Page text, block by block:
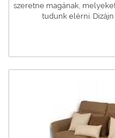
szeretne magának,
tudunk elérni.